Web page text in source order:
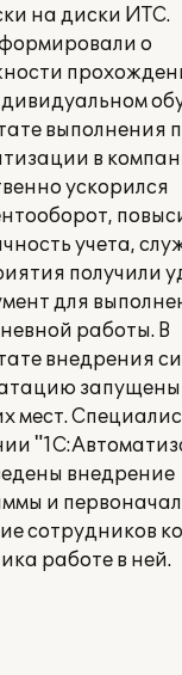
на диски ИТС.
о
выполнения
в
ускорился
учета,
получили
для
работы. В
внедрения
запущены
мест.
внедрение
и
сотрудников
работе в ней.